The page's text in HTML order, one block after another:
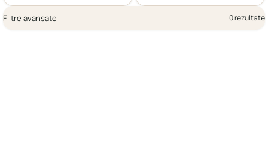
Filtre avansate 0 rezultate